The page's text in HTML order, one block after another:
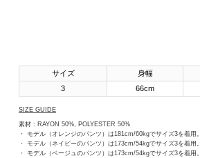
サイズ 身幅
3
66cm
SIZE GUIDE
素材 : RAYON 50%, POLYESTER 50%
・ モデル（オレンジのパンツ）は181cm/60kgでサイズ3を着用。
・ モデル（ネイビーのパンツ）は173cm/54kgでサイズ3を着用。
・ モデル（ベージュのパンツ）は173cm/54kgでサイズ3を着用。